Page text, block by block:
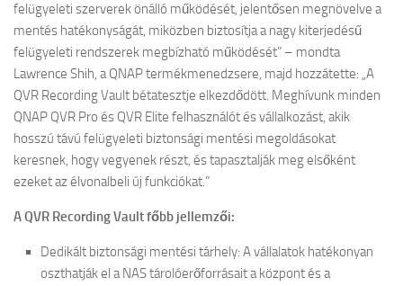
felügyeleti szerverek önálló működését, jelentősen megnövelve a
mentés hatékonyságát, miközben biztosítja a nagy kiterjedésű
felügyeleti rendszerek megbízható működését” – mondta
Lawrence Shih, a QNAP termékmenedzsere, majd hozzátette: „A
QVR Recording Vault bétatesztje elkezdődött. Meghívunk minden
QNAP QVR Pro és QVR Elite felhasználót és vállalkozást, akik
hosszú távú felügyeleti biztonsági mentési megoldásokat
keresnek, hogy vegyenek részt, és tapasztalják meg elsőként
ezeket az élvonalbeli új funkciókat.”
A QVR Recording Vault főbb jellemzői:
Dedikált biztonsági mentési tárhely: A vállalatok hatékonyan
oszthatják el a NAS tárolóerőforrásait a központ és a